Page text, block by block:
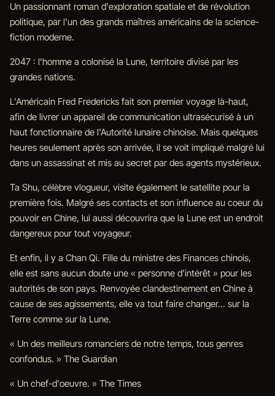
Un passionnant roman d'exploration spatiale et de révolution
politique, par l'un des grands maîtres américains de la science-
fiction moderne.
2047 : l'homme a colonisé la Lune, territoire divisé par les
grandes nations.
L'Américain Fred Fredericks fait son premier voyage là-haut,
afin de livrer un appareil de communication ultrasécurisé à un
haut fonctionnaire de l'Autorité lunaire chinoise. Mais quelques
heures seulement après son arrivée, il se voit impliqué malgré lui
dans un assassinat et mis au secret par des agents mystérieux.
Ta Shu, célèbre vlogueur, visite également le satellite pour la
première fois. Malgré ses contacts et son influence au coeur du
pouvoir en Chine, lui aussi découvrira que la Lune est un endroit
dangereux pour tout voyageur.
Et enfin, il y a Chan Qi. Fille du ministre des Finances chinois,
elle est sans aucun doute une « personne d'intérêt » pour les
autorités de son pays. Renvoyée clandestinement en Chine à
cause de ses agissements, elle va tout faire changer... sur la
Terre comme sur la Lune.
« Un des meilleurs romanciers de notre temps, tous genres
confondus. » The Guardian
« Un chef-d'oeuvre. » The Times